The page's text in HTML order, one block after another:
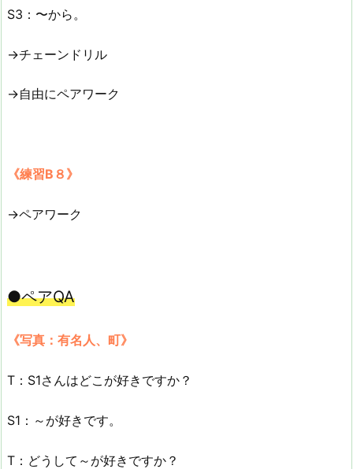
S3：〜から。
→チェーンドリル
→自由にペアワーク
《練習B８》
→ペアワーク
●ペアQA
《写真：有名人、町》
T：S1さんはどこが好きですか？
S1：～が好きです。
T：どうして～が好きですか？